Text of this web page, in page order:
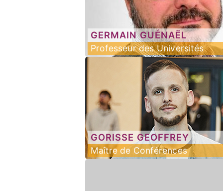
GERMAIN GUÉNAËL
Professeur des Universités
GORISSE GEOFFREY
Maître de Conférences